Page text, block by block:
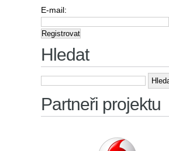
E-mail:
Hledat
Vyhledávání
Partneři projektu